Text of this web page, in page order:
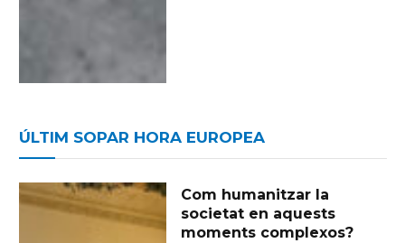
ÚLTIM SOPAR HORA EUROPEA
Com humanitzar la
societat en aquests
moments complexos?